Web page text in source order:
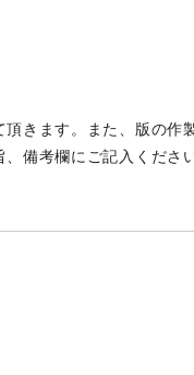
きます。また、版の作
備考欄にご記入ください